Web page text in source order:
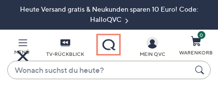
ZumHeute Versand gratis & Neukunden sparen 10 Euro! Code:
HalloQVC
MENÜ TV-RÜCKBLICK
Wonach
suchst
MEIN QVC
0
WARENKORB